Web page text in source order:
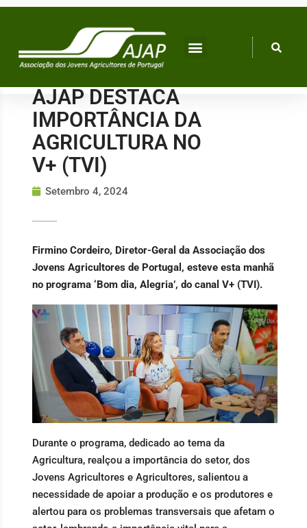
Skip
AJAP DESTACA
IMPORTÂNCIA DA
AGRICULTURA NO
V+ (TVI)
Setembro 4, 2024
Firmino Cordeiro, Diretor-Geral da Associação dos
Jovens Agricultores de Portugal, esteve esta manhã
no programa ‘Bom dia, Alegria’, do canal V+ (TVI).
Durante o programa, dedicado ao tema da
Agricultura, realçou a importância do setor, dos
Jovens Agricultores e Agricultores, salientou a
necessidade de apoiar a produção e os produtores e
alertou para os problemas transversais que afetam o